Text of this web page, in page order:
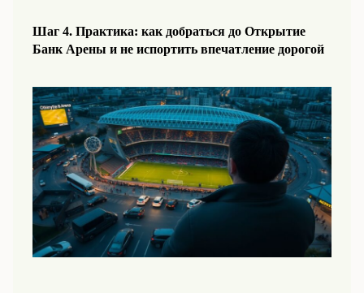
Шаг 4. Практика: как добраться до Открытие
Банк Арены и не испортить впечатление дорогой